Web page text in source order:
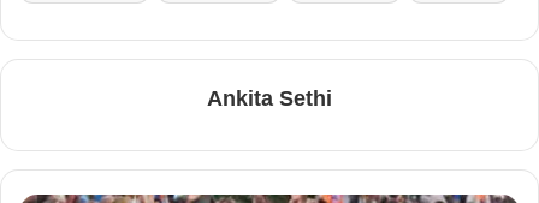
Ankita Sethi